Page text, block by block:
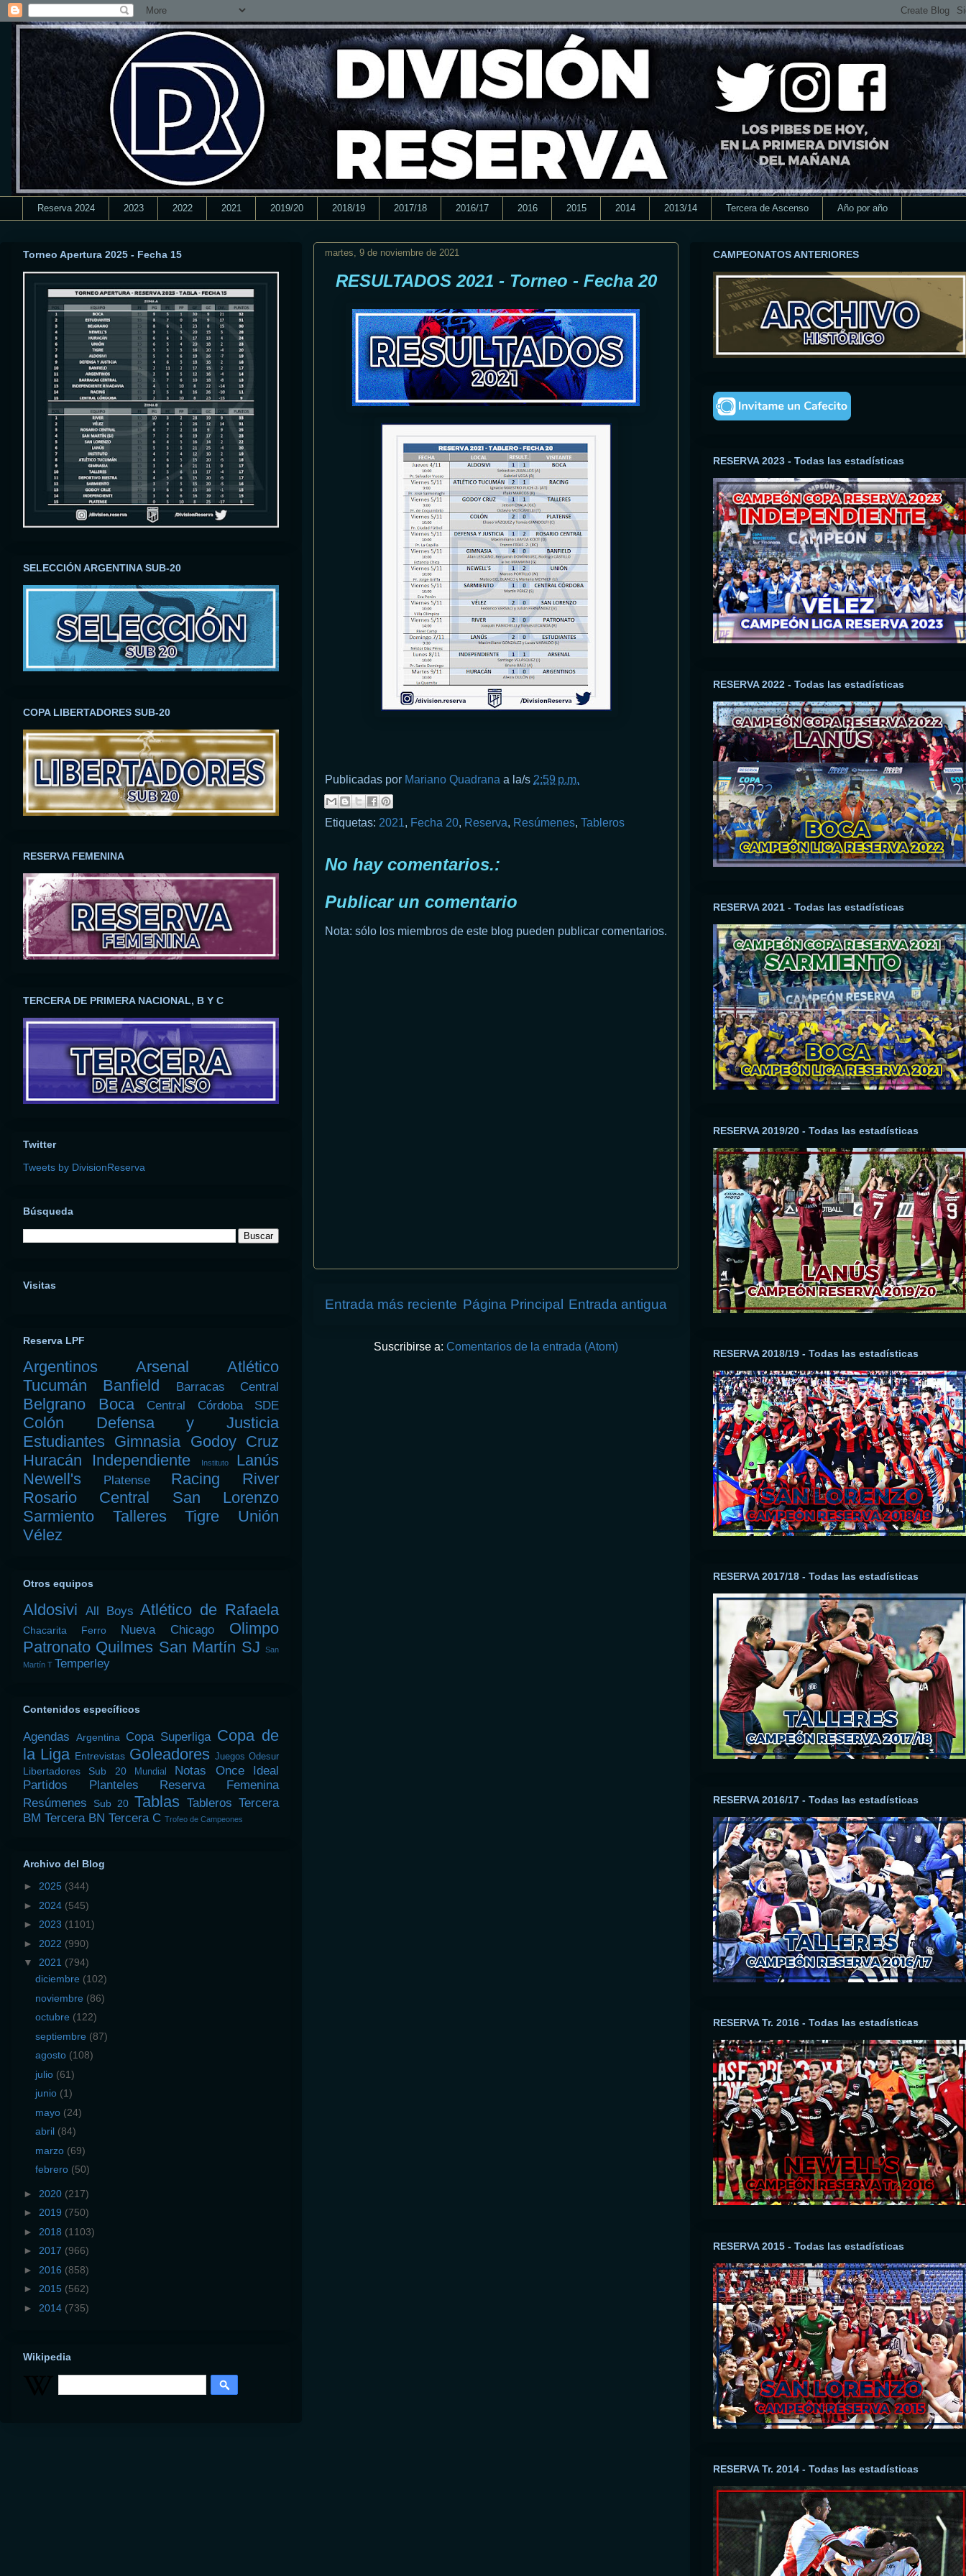
Reserva 2024 2023 2022 2021 2019/20 2018/19 2017/18 2016/17 2016 2015 2014 2013/14 Tercera de Ascenso Año por año
martes, 9 de noviembre de 2021
RESULTADOS 2021 - Torneo - Fecha 20
Publicadas por Mariano Quadrana a la/s 2:59 p.m.
Etiquetas: 2021, Fecha 20, Reserva, Resúmenes, Tableros
No hay comentarios.:
Publicar un comentario
Nota: sólo los miembros de este blog pueden publicar comentarios.
Entrada más reciente Entrada antigua
Página Principal
Suscribirse a: Comentarios de la entrada (Atom)
Torneo Apertura 2025 - Fecha 15
SELECCIÓN ARGENTINA SUB-20
COPA LIBERTADORES SUB-20
RESERVA FEMENINA
TERCERA DE PRIMERA NACIONAL, B Y C
Twitter
Tweets by DivisionReserva
Búsqueda
Visitas
Reserva LPF
Argentinos Arsenal
Atlético
Tucumán
Banfield Barracas Central
Belgrano Boca Central Córdoba SDE
Colón
Defensa y Justicia
Estudiantes Gimnasia Godoy Cruz
Huracán
Independiente Instituto
Lanús
Newell's
Platense Racing
River
Rosario Central
San Lorenzo
Sarmiento
Talleres Tigre
Unión
Vélez
Otros equipos
Aldosivi All Boys Atlético de Rafaela
Chacarita Ferro Nueva Chicago
Olimpo
Patronato Quilmes San Martín SJ
San
Martín T Temperley
Contenidos específicos
Agendas Argentina Copa Superliga Copa de
la Liga Entrevistas Goleadores Juegos Odesur
Libertadores Sub 20 Mundial Notas
Once Ideal
Partidos
Planteles
Reserva Femenina
Resúmenes
Sub 20 Tablas Tableros Tercera
BM Tercera BN Tercera C Trofeo de Campeones
Archivo del Blog
► 2025 (344)
► 2024 (545)
► 2023 (1101)
► 2022 (990)
▼ 2021 (794)
diciembre (102)
noviembre (86)
octubre (122)
septiembre (87)
agosto (108)
julio (61)
junio (1)
mayo (24)
abril (84)
marzo (69)
febrero (50)
► 2020 (217)
► 2019 (750)
► 2018 (1103)
► 2017 (966)
► 2016 (858)
► 2015 (562)
► 2014 (735)
Wikipedia
CAMPEONATOS ANTERIORES
RESERVA 2023 - Todas las estadísticas
RESERVA 2022 - Todas las estadísticas
RESERVA 2021 - Todas las estadísticas
RESERVA 2019/20 - Todas las estadísticas
RESERVA 2018/19 - Todas las estadísticas
RESERVA 2017/18 - Todas las estadísticas
RESERVA 2016/17 - Todas las estadísticas
RESERVA Tr. 2016 - Todas las estadísticas
RESERVA 2015 - Todas las estadísticas
RESERVA Tr. 2014 - Todas las estadísticas